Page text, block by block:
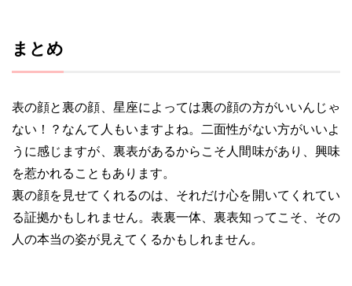
まとめ
表の顔と裏の顔、星座によっては裏の顔の方がいいんじゃ
ない！？なんて人もいますよね。二面性がない方がいいよ
うに感じますが、裏表があるからこそ人間味があり、興味
を惹かれることもあります。
裏の顔を見せてくれるのは、それだけ心を開いてくれてい
る証拠かもしれません。表裏一体、裏表知ってこそ、その
人の本当の姿が見えてくるかもしれません。